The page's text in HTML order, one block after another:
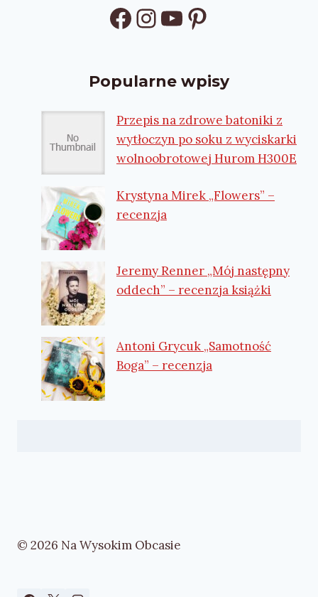
Facebook
Instagram
YouTube
Pinterest
Popularne wpisy
Przepis na zdrowe batoniki z
wytłoczyn po soku z wyciskarki
wolnoobrotowej Hurom H300E
Krystyna Mirek „Flowers” –
recenzja
Jeremy Renner „Mój następny
oddech” – recenzja książki
Antoni Grycuk „Samotność
Boga” – recenzja
© 2026 Na Wysokim Obcasie